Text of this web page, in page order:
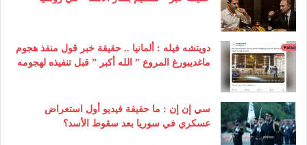
دويتشه فيله : ألمانيا .. حقيقة خبر قول منفذ هجوم
ماغديبورغ المروع ” الله أكبر ” قبل تنفيذه لهجومه
سي إن إن : ما حقيقة فيديو أول استعراض
عسكري في سوريا بعد سقوط الأسد؟